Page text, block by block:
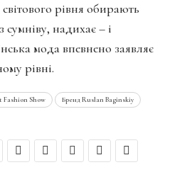
рівня обирають
надихає – і
мода впевнено заявляє
рівні.
Fashion Show Бренд Ruslan Baginskiy